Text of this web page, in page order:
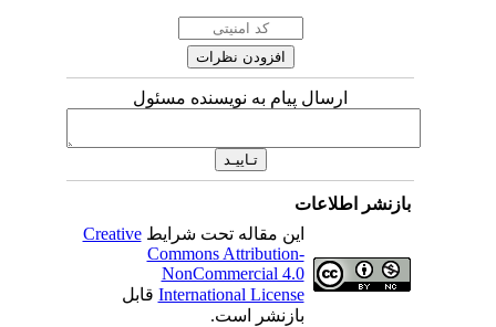
ارسال پیام به نویسنده مسئول
بازنشر اطلاعات
این مقاله تحت شرایطCreative
Commons Attribution-
NonCommercial 4.0
International Licenseقابل
بازنشر است.